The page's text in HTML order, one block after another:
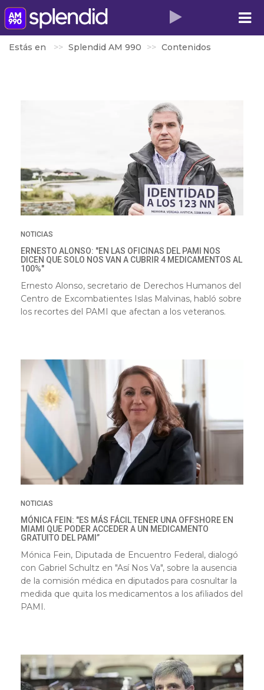
Estás en Splendid AM 990 Contenidos
NOTICIAS
ERNESTO ALONSO: "EN LAS OFICINAS DEL PAMI NOS
DICEN QUE SOLO NOS VAN A CUBRIR 4 MEDICAMENTOS AL
100%"
Ernesto Alonso, secretario de Derechos Humanos del
Centro de Excombatientes Islas Malvinas, habló sobre
los recortes del PAMI que afectan a los veteranos.
NOTICIAS
MÓNICA FEIN: "ES MÁS FÁCIL TENER UNA OFFSHORE EN
MIAMI QUE PODER ACCEDER A UN MEDICAMENTO
GRATUITO DEL PAMI”
Mónica Fein, Diputada de Encuentro Federal, dialogó
con Gabriel Schultz en "Así Nos Va", sobre la ausencia
de la comisión médica en diputados para cosnultar la
medida que quita los medicamentos a los afiliados del
PAMI.